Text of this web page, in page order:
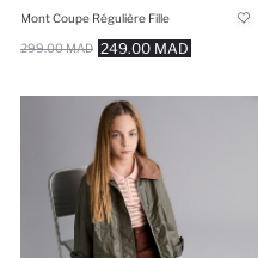
Mont Coupe Régulière Fille
249.00 MAD
299.00 MAD